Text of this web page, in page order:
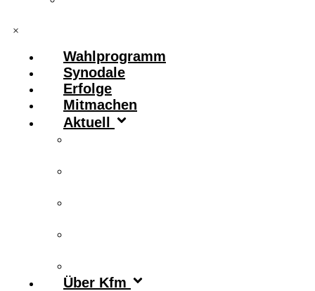
×
Wahlprogramm
Synodale
Erfolge
Mitmachen
Aktuell
Über Kfm